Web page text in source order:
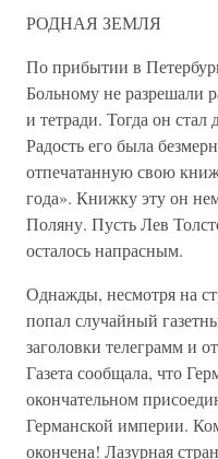
РОДНАЯ ЗЕМЛЯ
По прибытии в
Больному не разрешали
и тетради. Тогда он
Радость его была
отпечатанную свою
года». Книжку эту он
Поляну. Пусть Лев
осталось напрасным.
Однажды, несмотря на
попал случайный
заголовки телеграмм и
Газета сообщала, что
окончательном
Германской империи.
окончена! Лазурная